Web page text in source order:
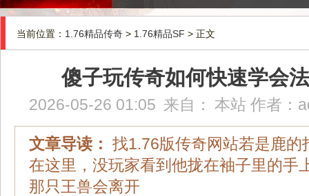
当前位置： 1.76精品传奇 > 1.76精品SF > 正文
傻子玩传奇如何快速学会
2026-05-26 01:05 来自： 本站 作者：
文章导读： 找1.76版传奇网站若是鹿的
在这里，没玩家看到他拢在袖子里的手
那只王兽会离开